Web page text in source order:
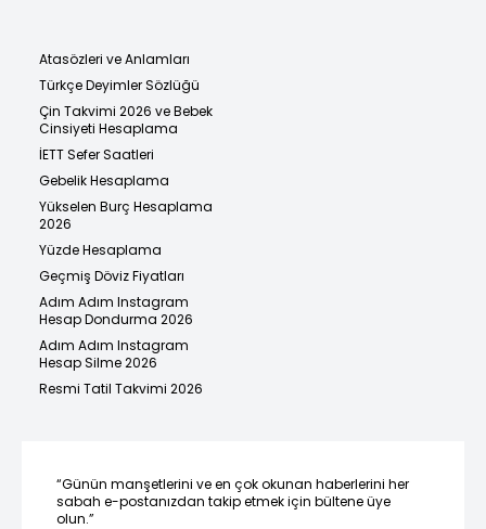
Atasözleri ve Anlamları
Türkçe Deyimler Sözlüğü
Çin Takvimi 2026 ve Bebek
Cinsiyeti Hesaplama
İETT Sefer Saatleri
Gebelik Hesaplama
Yükselen Burç Hesaplama
2026
Yüzde Hesaplama
Geçmiş Döviz Fiyatları
Adım Adım Instagram
Hesap Dondurma 2026
Adım Adım Instagram
Hesap Silme 2026
Resmi Tatil Takvimi 2026
“Günün manşetlerini ve en çok okunan haberlerini her
sabah e-postanızdan takip etmek için bültene üye
olun.”